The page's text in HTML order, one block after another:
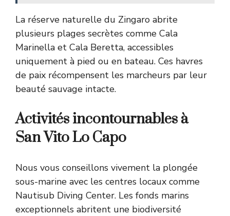
La réserve naturelle du Zingaro abrite
plusieurs plages secrètes comme Cala
Marinella et Cala Beretta, accessibles
uniquement à pied ou en bateau. Ces havres
de paix récompensent les marcheurs par leur
beauté sauvage intacte.
Activités incontournables à
San Vito Lo Capo
Nous vous conseillons vivement la plongée
sous-marine avec les centres locaux comme
Nautisub Diving Center. Les fonds marins
exceptionnels abritent une biodiversité